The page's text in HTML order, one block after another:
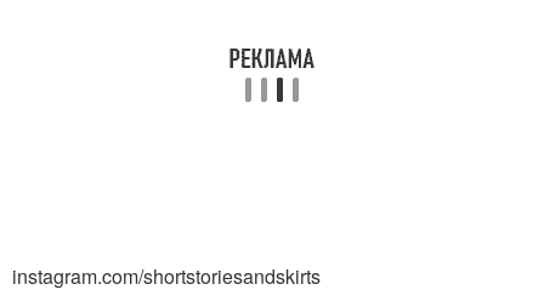
instagram.com/shortstoriesandskirts